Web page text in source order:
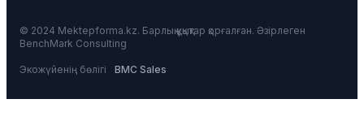
© 2024 Mektepforma.kz. Барлық құқықтар қорғалған. Әзірлеген
BenchMark Consulting
Экожүйенің бөлігі BMC Sales